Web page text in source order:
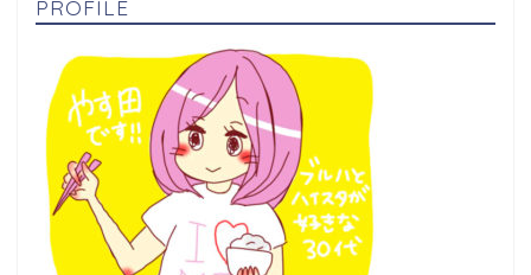
PROFILE